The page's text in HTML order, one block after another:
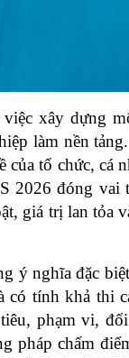
xây dựng
làm nền
tổ chức, cá
2026 đóng vai
giá trị lan tỏa
ý nghĩa đặc
có tính khả thi
phạm vi,
pháp chấm